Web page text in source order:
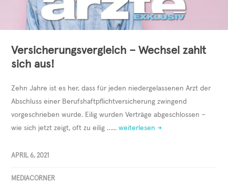
Versicherungsvergleich – Wechsel zahlt
sich aus!
Zehn Jahre ist es her, dass für jeden niedergelassenen Arzt der
Abschluss einer Berufshaftpflichtversicherung zwingend
vorgeschrieben wurde. Eilig wurden Verträge abgeschlossen –
wie sich jetzt zeigt, oft zu eilig …...weiterlesen →
APRIL 6, 2021
MEDIACORNER